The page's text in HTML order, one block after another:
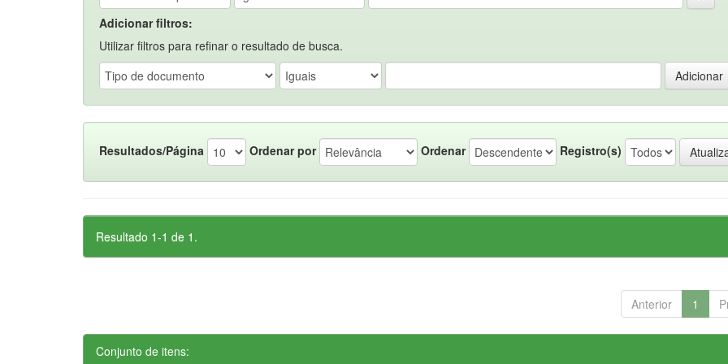
Adicionar filtros:
Utilizar filtros para refinar o resultado de busca.
Resultados/Página Ordenar por Ordenar Registro(s)
Resultado 1-1 de 1.
Anterior 1
Conjunto de itens: